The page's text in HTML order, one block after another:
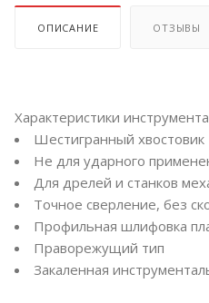
ОПИСАНИЕ ОТЗЫВЫ
Характеристики
Шестигранный хвостовик
Не для ударного
Для дрелей и станков
Точное сверление, без
Профильная шлифовка
Праворежущий тип
Закаленная